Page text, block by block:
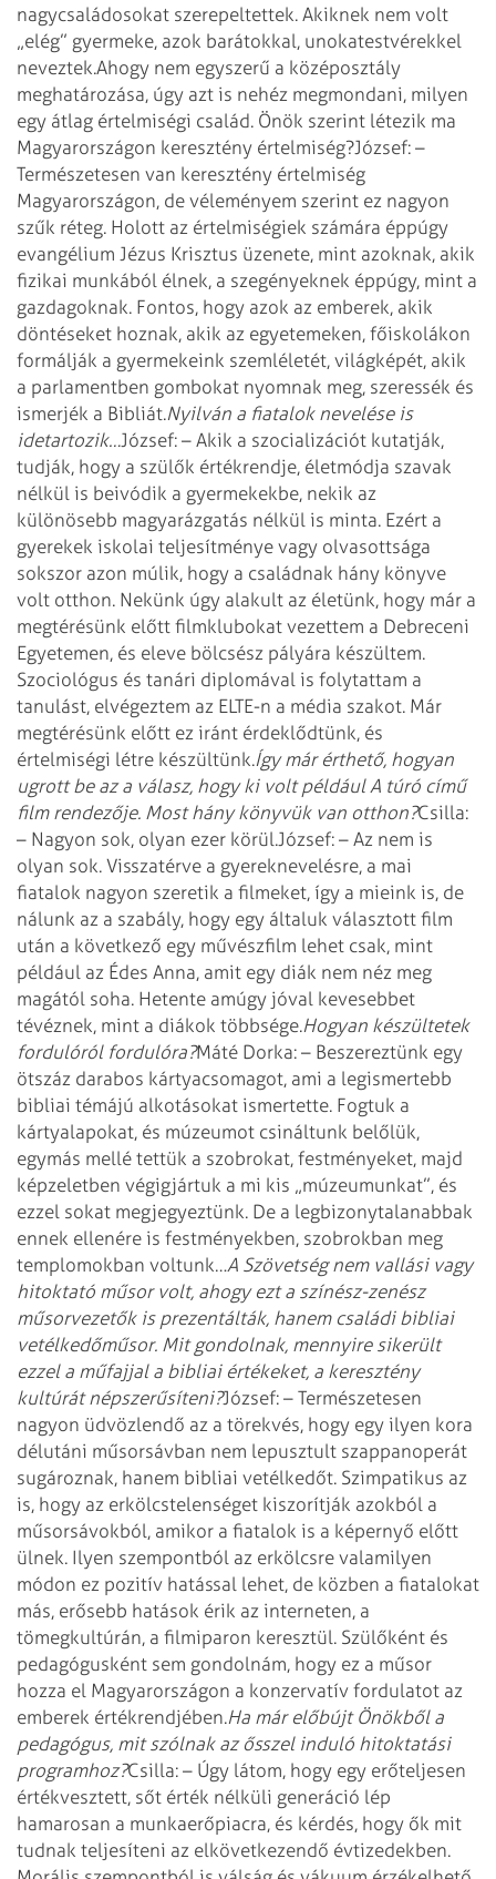
nagycsaládosokat szerepeltettek. Akiknek nem volt
„elég” gyermeke, azok barátokkal, unokatestvérekkel
neveztek.Ahogy nem egyszerű a középosztály
meghatározása, úgy azt is nehéz megmondani, milyen
egy átlag értelmiségi család. Önök szerint létezik ma
Magyarországon keresztény értelmiség?József: –
Természetesen van keresztény értelmiség
Magyarországon, de véleményem szerint ez nagyon
szűk réteg. Holott az értelmiségiek számára éppúgy
evangélium Jézus Krisztus üzenete, mint azoknak, akik
fizikai munkából élnek, a szegényeknek éppúgy, mint a
gazdagoknak. Fontos, hogy azok az emberek, akik
döntéseket hoznak, akik az egyetemeken, főiskolákon
formálják a gyermekeink szemléletét, világképét, akik
a parlamentben gombokat nyomnak meg, szeressék és
ismerjék a Bibliát.Nyilván a fiatalok nevelése is
idetartozik…József: – Akik a szocializációt kutatják,
tudják, hogy a szülők értékrendje, életmódja szavak
nélkül is beivódik a gyermekekbe, nekik az
különösebb magyarázgatás nélkül is minta. Ezért a
gyerekek iskolai teljesítménye vagy olvasottsága
sokszor azon múlik, hogy a családnak hány könyve
volt otthon. Nekünk úgy alakult az életünk, hogy már a
megtérésünk előtt filmklubokat vezettem a Debreceni
Egyetemen, és eleve bölcsész pályára készültem.
Szociológus és tanári diplomával is folytattam a
tanulást, elvégeztem az ELTE-n a média szakot. Már
megtérésünk előtt ez iránt érdeklődtünk, és
értelmiségi létre készültünk.Így már érthető, hogyan
ugrott be az a válasz, hogy ki volt például A túró című
film rendezője. Most hány könyvük van otthon?Csilla:
– Nagyon sok, olyan ezer körül.József: – Az nem is
olyan sok. Visszatérve a gyereknevelésre, a mai
fiatalok nagyon szeretik a filmeket, így a mieink is, de
nálunk az a szabály, hogy egy általuk választott film
után a következő egy művészfilm lehet csak, mint
például az Édes Anna, amit egy diák nem néz meg
magától soha. Hetente amúgy jóval kevesebbet
tévéznek, mint a diákok többsége.Hogyan készültetek
fordulóról fordulóra?Máté Dorka: – Beszereztünk egy
ötszáz darabos kártyacsomagot, ami a legismertebb
bibliai témájú alkotásokat ismertette. Fogtuk a
kártyalapokat, és múzeumot csináltunk belőlük,
egymás mellé tettük a szobrokat, festményeket, majd
képzeletben végigjártuk a mi kis „múzeumunkat”, és
ezzel sokat megjegyeztünk. De a legbizonytalanabbak
ennek ellenére is festményekben, szobrokban meg
templomokban voltunk…A Szövetség nem vallási vagy
hitoktató műsor volt, ahogy ezt a színész-zenész
műsorvezetők is prezentálták, hanem családi bibliai
vetélkedőműsor. Mit gondolnak, mennyire sikerült
ezzel a műfajjal a bibliai értékeket, a keresztény
kultúrát népszerűsíteni?József: – Természetesen
nagyon üdvözlendő az a törekvés, hogy egy ilyen kora
délutáni műsorsávban nem lepusztult szappanoperát
sugároznak, hanem bibliai vetélkedőt. Szimpatikus az
is, hogy az erkölcstelenséget kiszorítják azokból a
műsorsávokból, amikor a fiatalok is a képernyő előtt
ülnek. Ilyen szempontból az erkölcsre valamilyen
módon ez pozitív hatással lehet, de közben a fiatalokat
más, erősebb hatások érik az interneten, a
tömegkultúrán, a filmiparon keresztül. Szülőként és
pedagógusként sem gondolnám, hogy ez a műsor
hozza el Magyarországon a konzervatív fordulatot az
emberek értékrendjében.Ha már előbújt Önökből a
pedagógus, mit szólnak az ősszel induló hitoktatási
programhoz?Csilla: – Úgy látom, hogy egy erőteljesen
értékvesztett, sőt érték nélküli generáció lép
hamarosan a munkaerőpiacra, és kérdés, hogy ők mit
tudnak teljesíteni az elkövetkezendő évtizedekben.